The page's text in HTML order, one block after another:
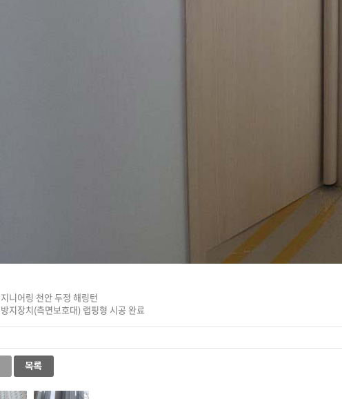
니어링 천안 두정 해링턴
지장치(측면보호대) 랩핑형 시공 완료